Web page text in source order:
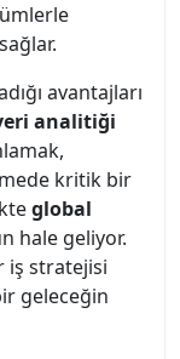
avantajları
analitiği
kritik bir
global
hale geliyor.
iş stratejisi
geleceğin